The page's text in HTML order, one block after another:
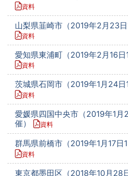
資料
山梨県韮崎市（2019年2月23日
資料
愛知県東浦町（2019年2月16日
資料
茨城県石岡市（2019年1月24日
資料
愛媛県四国中央市（2019年1
催）
資料
群馬県前橋市（2019年1月17日
資料
東京都墨田区（2018年10月28